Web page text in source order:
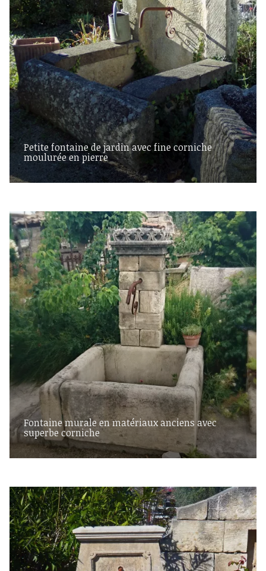
Petite fontaine de jardin avec fine corniche
moulurée en pierre
Fontaine murale en matériaux anciens avec
superbe corniche